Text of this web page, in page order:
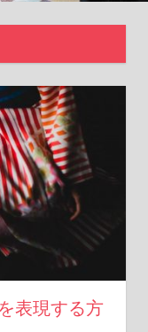
表現する方